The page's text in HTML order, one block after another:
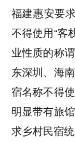
福建惠安要
不得使用“客
业性质的称
东深圳、海
宿名称不得使
明显带有旅
求乡村民宿统